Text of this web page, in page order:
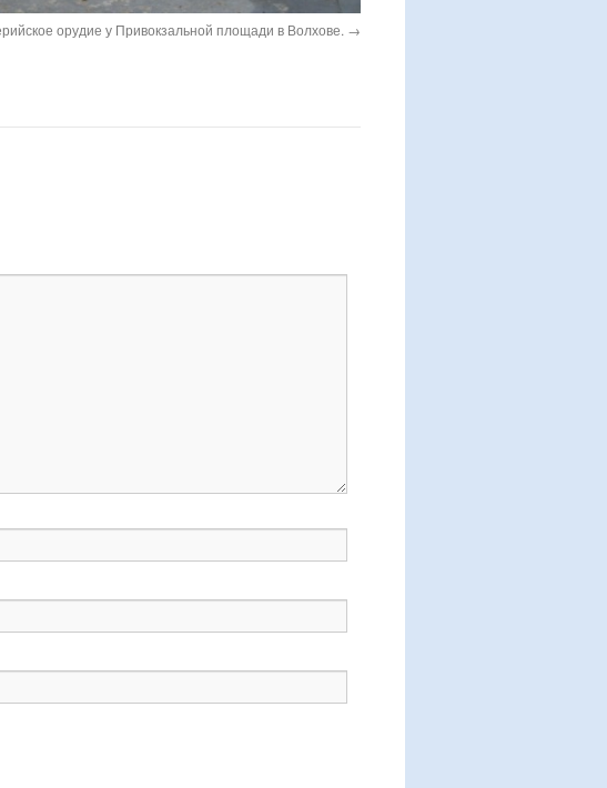
орудие у Привокзальной площади в Волхове.